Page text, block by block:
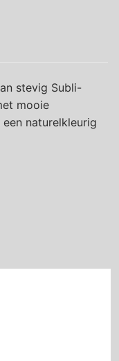
stevig Subli-
mooie
naturelkleurig